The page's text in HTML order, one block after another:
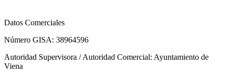
Datos Comerciales
Número GISA: 38964596
Autoridad Supervisora / Autoridad Comercial: Ayuntamiento de
Viena